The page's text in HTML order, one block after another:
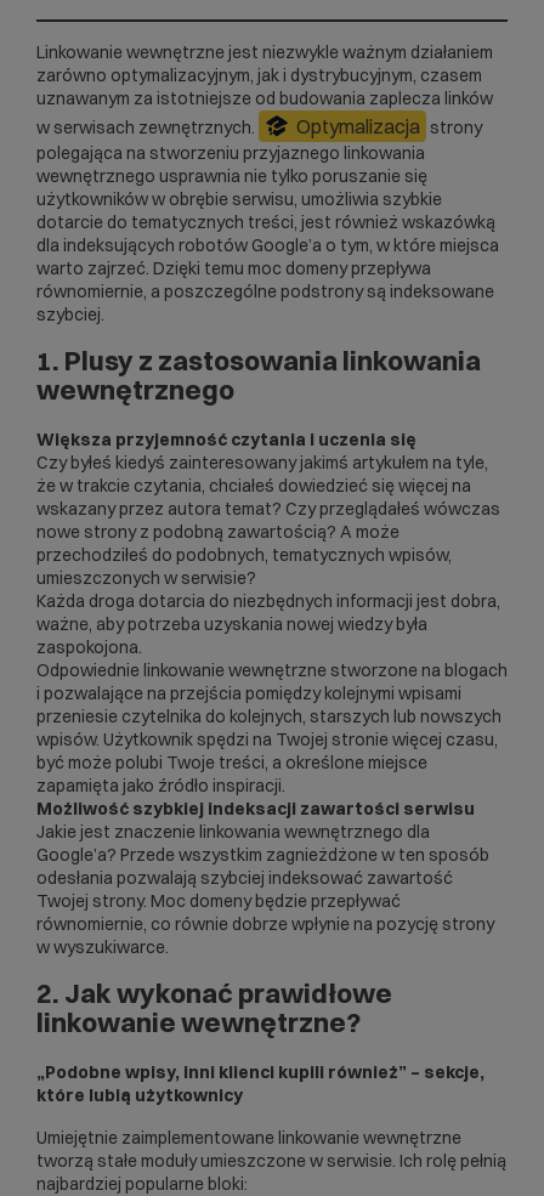
Linkowanie wewnętrzne jest niezwykle ważnym działaniem
zarówno optymalizacyjnym, jak i dystrybucyjnym, czasem
uznawanym za istotniejsze od budowania zaplecza linków
w serwisach zewnętrznych.
Optymalizacja strony
polegająca na stworzeniu przyjaznego linkowania
wewnętrznego usprawnia nie tylko poruszanie się
użytkowników w obrębie serwisu, umożliwia szybkie
dotarcie do tematycznych treści, jest również wskazówką
dla indeksujących robotów Google’a o tym, w które miejsca
warto zajrzeć. Dzięki temu moc domenyprzepływa
równomiernie, a poszczególne podstrony są indeksowane
szybciej.
1. Plusy z zastosowania linkowania
wewnętrznego
Większa przyjemność czytania i uczenia się
Czy byłeś kiedyś zainteresowany jakimś artykułem na tyle,
że w trakcie czytania, chciałeś dowiedzieć się więcej na
wskazany przez autora temat? Czy przeglądałeś wówczas
nowe strony z podobną zawartością? A może
przechodziłeś do podobnych, tematycznych wpisów,
umieszczonych w serwisie?
Każda droga dotarcia do niezbędnych informacji jest dobra,
ważne, aby potrzeba uzyskania nowej wiedzy była
zaspokojona.
Odpowiednie linkowanie wewnętrzne stworzone na blogach
i pozwalające na przejścia pomiędzy kolejnymi wpisami
przeniesie czytelnika do kolejnych, starszych lub nowszych
wpisów. Użytkownik spędzi na Twojej stronie więcej czasu,
być może polubi Twoje treści, a określone miejsce
zapamięta jako źródło inspiracji.
Możliwość szybkiej indeksacji zawartości serwisu
Jakie jest znaczenie linkowania wewnętrznego dla
Google’a? Przede wszystkim zagnieżdżone w ten sposób
odesłania pozwalają szybciej indeksować zawartość
Twojej strony. Moc domeny będzie przepływać
równomiernie, co równie dobrze wpłynie na pozycję strony
w wyszukiwarce.
2. Jak wykonać prawidłowe
linkowanie wewnętrzne?
„Podobne wpisy, inni klienci kupili również” – sekcje,
które lubią użytkownicy
Umiejętnie zaimplementowane linkowanie wewnętrzne
tworzą stałe moduły umieszczone w serwisie. Ich rolę pełnią
najbardziej popularne bloki: